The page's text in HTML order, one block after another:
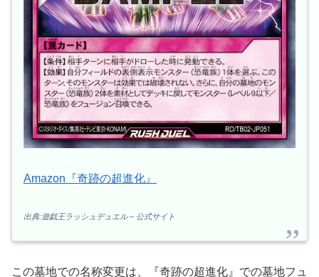
Amazon『奇跡の超進化』
出典:遊戯王ラッシュデュエル – 公式サイト
この墓地での名称変更は、『奇跡の超進化』での墓地フュ